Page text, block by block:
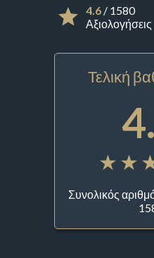
4.6/ 1580
Αξιολογήσεις
Τελική
Συνολικός